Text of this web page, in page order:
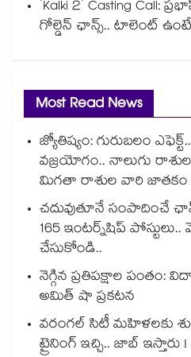
'Kalki 2' Casting Call:
గోల్డెన్ ఛాన్స్.. టాలెంట్
Most Read News
జ్యోతిష్యం: గురుబలం
వజ్రయోగం.. నాలుగు
మిగతా రాశుల వారి జాతకం
చదువుతూనే సంపాదించే
165 ఇంటర్న్‌షిప్
చేసుకోండి..
నెగ్గిన ప్రతిపక్షాల పంతం:
అమిత్ షా ప్రకటన
వరంగల్ సిటీ మహిళలకు
ట్రైనింగ్ ఇచ్చి.. జాబ్ ఇస్తారు !